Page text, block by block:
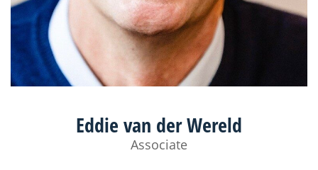
Eddie van der Wereld
Associate